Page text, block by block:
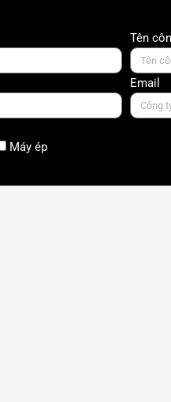
Tên
Email
Máy ép